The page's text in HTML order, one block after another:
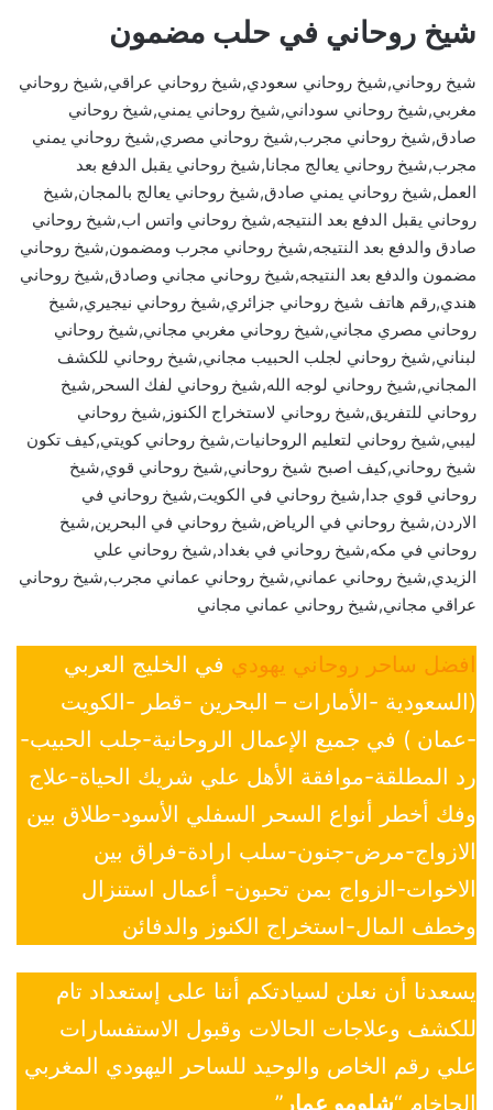
شيخ روحاني في حلب مضمون
شيخ روحاني,شيخ روحاني سعودي,شيخ روحاني عراقي,شيخ روحاني
مغربي,شيخ روحاني سوداني,شيخ روحاني يمني,شيخ روحاني
صادق,شيخ روحاني مجرب,شيخ روحاني مصري,شيخ روحاني يمني
مجرب,شيخ روحاني يعالج مجانا,شيخ روحاني يقبل الدفع بعد
العمل,شيخ روحاني يمني صادق,شيخ روحاني يعالج بالمجان,شيخ
روحاني يقبل الدفع بعد النتيجه,شيخ روحاني واتس اب,شيخ روحاني
صادق والدفع بعد النتيجه,شيخ روحاني مجرب ومضمون,شيخ روحاني
مضمون والدفع بعد النتيجه,شيخ روحاني مجاني وصادق,شيخ روحاني
هندي,رقم هاتف شيخ روحاني جزائري,شيخ روحاني نيجيري,شيخ
روحاني مصري مجاني,شيخ روحاني مغربي مجاني,شيخ روحاني
لبناني,شيخ روحاني لجلب الحبيب مجاني,شيخ روحاني للكشف
المجاني,شيخ روحاني لوجه الله,شيخ روحاني لفك السحر,شيخ
روحاني للتفريق,شيخ روحاني لاستخراج الكنوز,شيخ روحاني
ليبي,شيخ روحاني لتعليم الروحانيات,شيخ روحاني كويتي,كيف تكون
شيخ روحاني,كيف اصبح شيخ روحاني,شيخ روحاني قوي,شيخ
روحاني قوي جدا,شيخ روحاني في الكويت,شيخ روحاني في
الاردن,شيخ روحاني في الرياض,شيخ روحاني في البحرين,شيخ
روحاني في مكه,شيخ روحاني في بغداد,شيخ روحاني علي
الزيدي,شيخ روحاني عماني,شيخ روحاني عماني مجرب,شيخ روحاني
عراقي مجاني,شيخ روحاني عماني مجاني
افضل ساحر روحاني يهودي في الخليج العربي
(السعودية -الأمارات – البحرين -قطر -الكويت
-عمان ) في جميع الإعمال الروحانية-جلب الحبيب-
رد المطلقة-موافقة الأهل علي شريك الحياة-علاج
وفك أخطر أنواع السحر السفلي الأسود-طلاق بين
الازواج-مرض-جنون-سلب ارادة-فراق بين
الاخوات-الزواج بمن تحبون- أعمال استنزال
وخطف المال-استخراج الكنوز والدفائن
يسعدنا أن نعلن لسيادتكم أننا على إستعداد تام
للكشف وعلاجات الحالات وقبول الاستفسارات
علي رقم الخاص والوحيد للساحر اليهودي المغربي
الحاخام “شلومو عمار ”